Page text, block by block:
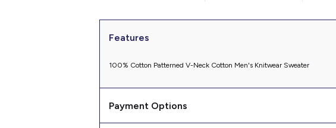
Features
100% Cotton Patterned V-Neck Cotton Men's Knitwear Sweater
Payment Options